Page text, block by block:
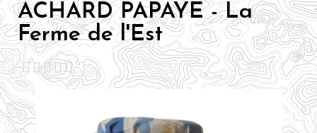
ACHARD PAPAYE - La
Ferme de l'Est
 